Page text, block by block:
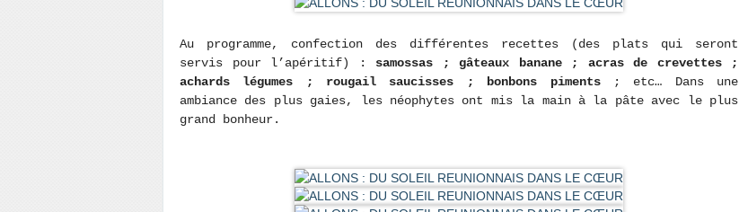
Au programme, confection des différentes recettes (des plats qui seront
servis pour l’apéritif) : samossas ; gâteaux banane ; acras de crevettes ;
achards légumes ; rougail saucisses ; bonbons piments; etc… Dans une
ambiance des plus gaies, les néophytes ont mis la main à la pâte avec le plus
grand bonheur.